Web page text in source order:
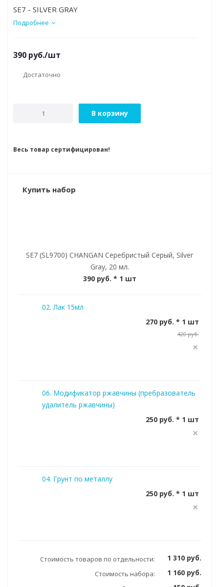
SE7 - SILVER GRAY
Подробнее
390 руб./шт
Достаточно
В корзину
Весь товар сертифицирован!
Купить набор
SE7 (SL9700) CHANGAN Серебристый Серый, Silver
Gray, 20 мл.
390 руб. * 1 шт
02. Лак 15мл
270 руб. * 1 шт
420 руб.
06. Модификатор ржавчины (пребразователь
удалитель ржавчины)
250 руб. * 1 шт
04. Грунт по металлу
250 руб. * 1 шт
Стоимость товаров по отдельности: 1 310 руб.
Стоимость набора: 1 160 руб.